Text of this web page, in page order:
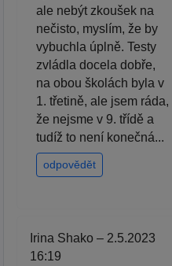
ale nebýt zkoušek na
nečisto, myslím, že by
vybuchla úplně. Testy
zvládla docela dobře,
na obou školách byla v
1. třetině, ale jsem ráda,
že nejsme v 9. třídě a
tudíž to není konečná...
odpovědět
Irina Shako – 2.5.2023
16:19